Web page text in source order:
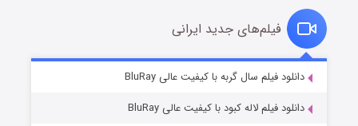
قسمت۷ (زیرنویس) منتشر شد
فیلم‌های جدید ایرانی
دانلود فیلم سال گربه با کیفیت عالی BluRay
دانلود فیلم لاله کبود با کیفیت عالی BluRay